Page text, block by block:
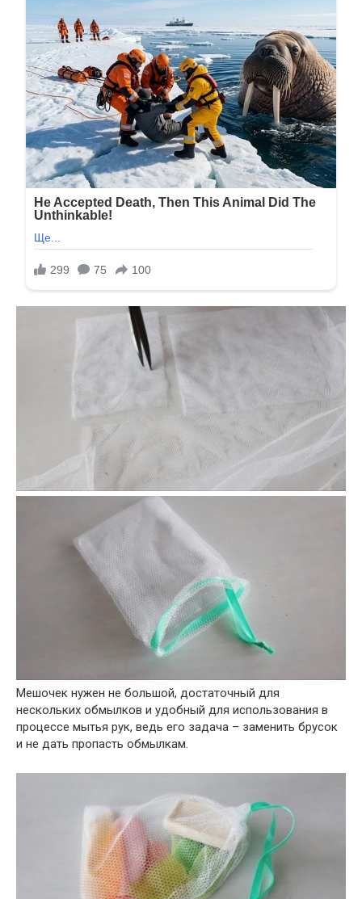
Мешочек нужен не большой, достаточный для
нескольких обмылков и удобный для использования в
процессе мытья рук, ведь его задача – заменить брусок
и не дать пропасть обмылкам.